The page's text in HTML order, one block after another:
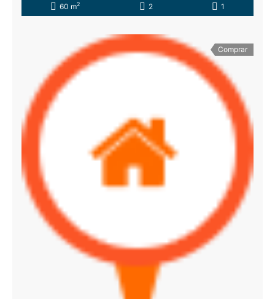
60 m2 2 1
Comprar